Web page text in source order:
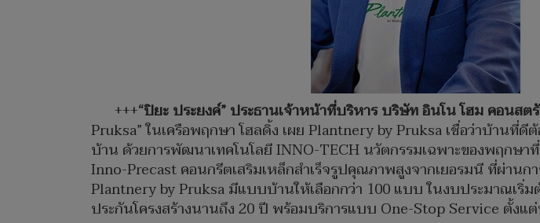
+++“ปิยะ ประยงค์” ประธานเจ้าหน้าที่บริหาร บริษัท อินโน โฮม คอนส
Pruksa” ในเครือพฤกษา โฮลดิ้ง เผย Plantnery by Pruksa เชื่อว่าบ้านที่
บ้าน ด้วยการพัฒนาเทคโนโลยี INNO-TECH นวัตกรรมเฉพาะของพฤกษ
Inno-Precast คอนกรีตเสริมเหล็กสำเร็จรูปคุณภาพสูงจากเยอรมนี ที่ผ่า
Plantnery by Pruksa มีแบบบ้านให้เลือกกว่า 100 แบบ ในงบประมาณเริ่
ประกันโครงสร้างนานถึง 20 ปี พร้อมบริการแบบ One-Stop Service ตั้ง